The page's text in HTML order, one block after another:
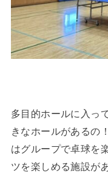
多目的ホールに入っ
きなホールがあるの
はグループで卓球を
ツを楽しめる施設が